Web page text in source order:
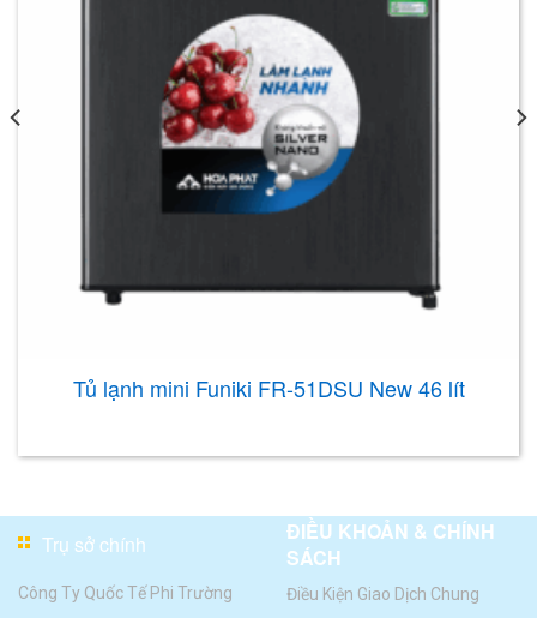
Tủ lạnh mini Funiki FR-51DSU New 46 lít
Trụ sở chính
Công Ty Quốc Tế Phi Trường
ĐIỀU KHOẢN & CHÍNH
SÁCH
Điều Kiện Giao Dịch Chung